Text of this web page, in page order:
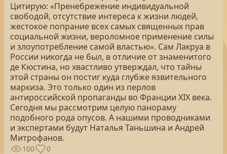
Цитирую: «Пренебрежение индивидуальной
свободой, отсутствие интереса к жизни людей,
жестокое попрание всех самых священных прав
социальной жизни, вероломное применение силы
и злоупотребление самой властью». Сам Лакруа в
России никогда не был, в отличие от знаменитого
де Кюстина, но хвастливо утверждал, что тайны
этой страны он постиг куда глубже язвительного
маркиза. Это только один из перлов
антироссийской пропаганды во Франции XIX века.
Сегодня мы рассмотрим целую панораму
подобного рода опусов. А нашими проводниками
и экспертами будут Наталья Таньшина и Андрей
Митрофанов.
100 0